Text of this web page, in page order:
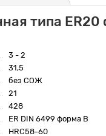
типа
3 - 2
31,5
без СОЖ
21
428
ER DIN 6499 форма B
HRC58-60